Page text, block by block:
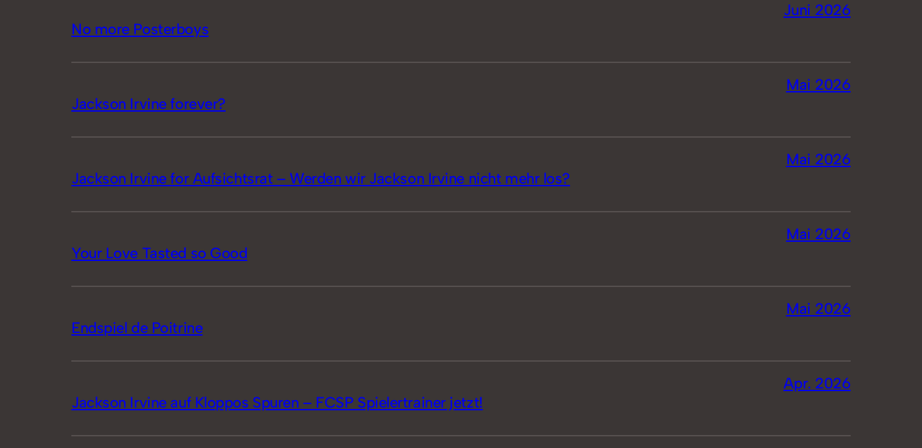
No more Posterboys
Juni 2026
Jackson Irvine forever?
Mai 2026
Jackson Irvine for Aufsichtsrat – Werden wir Jackson Irvine nicht mehr los?
Mai 2026
Your Love Tasted so Good
Mai 2026
Endspiel de Poitrine
Mai 2026
Jackson Irvine auf Kloppos Spuren – FCSP Spielertrainer jetzt!
Apr. 2026